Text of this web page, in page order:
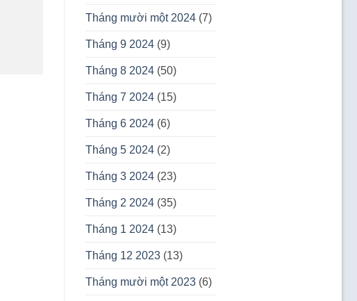
Tháng mười một 2024 (7)
Tháng 9 2024 (9)
Tháng 8 2024 (50)
Tháng 7 2024 (15)
Tháng 6 2024 (6)
Tháng 5 2024 (2)
Tháng 3 2024 (23)
Tháng 2 2024 (35)
Tháng 1 2024 (13)
Tháng 12 2023 (13)
Tháng mười một 2023 (6)